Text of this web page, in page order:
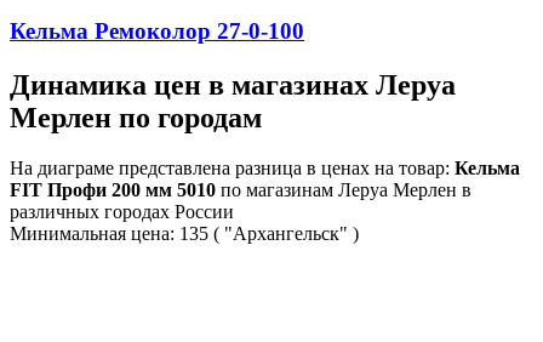
Кельма Ремоколор 27-0-100
Динамика цен в магазинах Леруа
Мерлен по городам
На диаграме представлена разница в ценах на товар: Кельма
FIT Профи 200 мм 5010 по магазинам Леруа Мерлен в
различных городах России
Минимальная цена: 135 ( "Архангельск" )